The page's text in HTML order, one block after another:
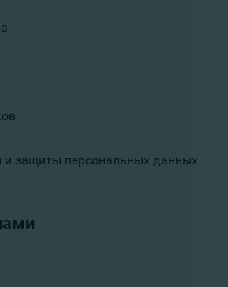
и защиты персональных данных